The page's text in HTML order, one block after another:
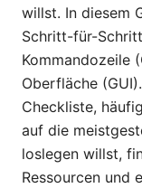
willst. In diesem
Schritt-für-
Kommandozeile
Oberfläche
Checkliste,
auf die
loslegen willst,
Ressourcen und